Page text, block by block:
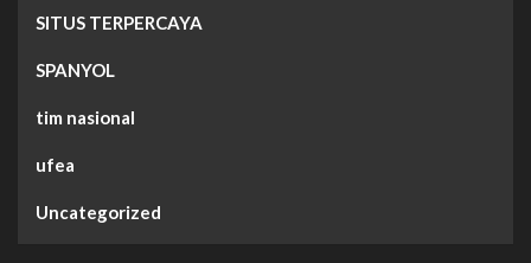
SITUS TERPERCAYA
SPANYOL
tim nasional
ufea
Uncategorized